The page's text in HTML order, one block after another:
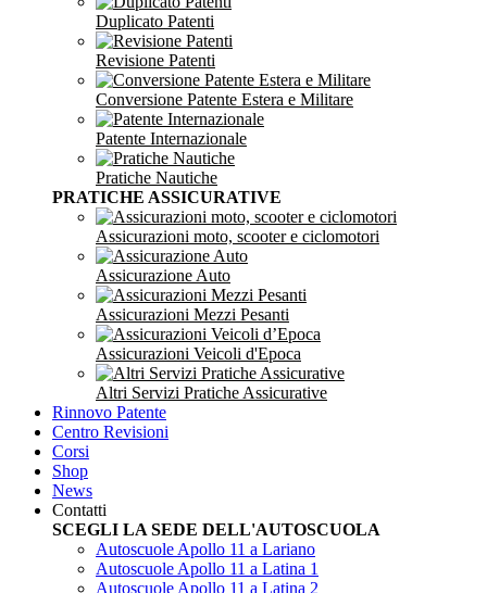
Duplicato Patenti
Revisione Patenti
Conversione Patente Estera e Militare
Patente Internazionale
Pratiche Nautiche
PRATICHE ASSICURATIVE
Assicurazioni moto, scooter e ciclomotori
Assicurazione Auto
Assicurazioni Mezzi Pesanti
Assicurazioni Veicoli d'Epoca
Altri Servizi Pratiche Assicurative
Rinnovo Patente
Centro Revisioni
Corsi
Shop
News
Contatti
SCEGLI LA SEDE DELL'AUTOSCUOLA
Autoscuole Apollo 11 a Lariano
Autoscuole Apollo 11 a Latina 1
Autoscuole Apollo 11 a Latina 2